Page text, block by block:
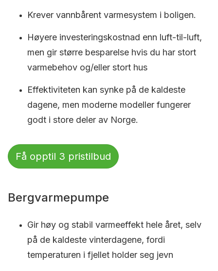
Krever vannbårent varmesystem i boligen.
Høyere investeringskostnad enn luft-til-luft,
men gir større besparelse hvis du har stort
varmebehov og/eller stort hus
Effektiviteten kan synke på de kaldeste
dagene, men moderne modeller fungerer
godt i store deler av Norge.
Få opptil 3 pristilbud
Bergvarmepumpe
Gir høy og stabil varmeeffekt hele året, selv
på de kaldeste vinterdagene, fordi
temperaturen i fjellet holder seg jevn